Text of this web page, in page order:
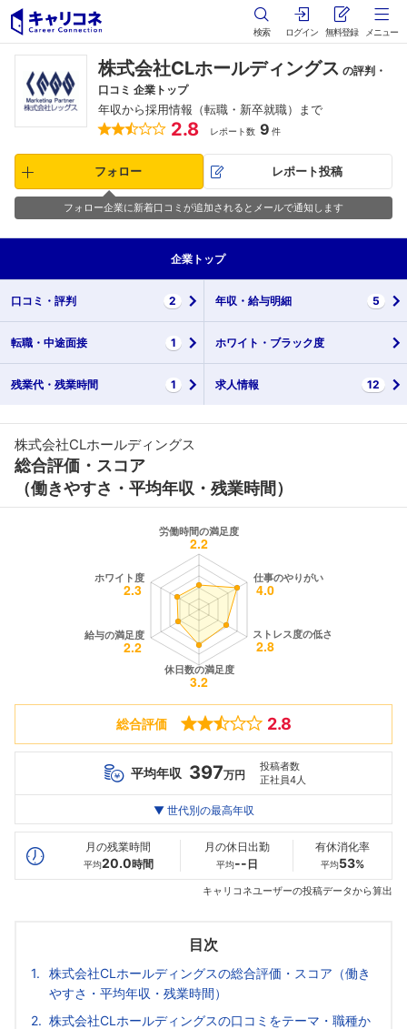
検索 ログイン 無料登録 メニュー
株式会社CLホールディングス の評判・
口コミ 企業トップ
年収から採用情報（転職・新卒就職）まで
2.8 レポート数 9 件
フォロー レポート投稿
フォロー企業に新着口コミが追加されるとメールで通知します
企業 トップ
口コミ・ 評判 2 年収・ 給与明細 5
転職・ 中途面接 1 ホワイト・ ブラック度
残業代・ 残業時間 1 求人情報 12
株式会社CLホールディングス
総合評価・スコア
（働きやすさ・平均年収・残業時間）
総合評価 2.8
平均年収 397万円
投稿者数
正社員4人
最高年収
20代
487万
30代
--万
--万
▼ 世代別の最高年収
月の残業時間
平均20.0時間
月の休日出勤
平均-- 日
有休消化率
平均53%
キャリコネユーザーの投稿データから算出
目次
株式会社CLホールディングスの総合評価・スコア（働き
やすさ・平均年収・残業時間）
株式会社CLホールディングスの口コミをテーマ・職種か